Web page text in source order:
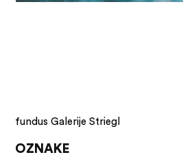
fundus Galerije Striegl
OZNAKE